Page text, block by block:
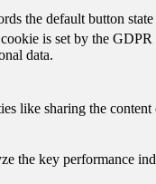
the default button
is set by the GDPR
data.
like sharing the
the key performance